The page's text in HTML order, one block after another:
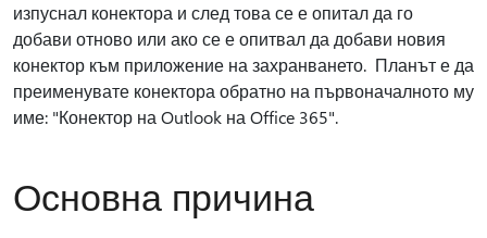
изпуснал конектора и след това се е опитал да го
добави отново или ако се е опитвал да добави новия
конектор към приложение на захранването. Планът е да
преименувате конектора обратно на първоначалното му
име: "Конектор на Outlook на Office 365".
Основна причина